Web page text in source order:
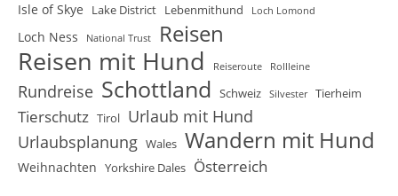
Isle of Skye Lake District Lebenmithund Loch Lomond
Loch Ness National Trust Reisen
Reisen mit Hund Reiseroute Rollleine
Rundreise Schottland Schweiz Silvester Tierheim
Tierschutz Tirol Urlaub mit Hund
Urlaubsplanung Wales Wandern mit Hund
Weihnachten Yorkshire Dales Österreich